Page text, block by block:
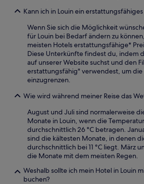
Kann ich in Louin ein
Wenn Sie sich die Möglichkeit
für Louin bei Bedarf ändern zu
meisten Hotels erstattungsfähige*
Diese Unterkünfte findest du, indem
auf unserer Website suchst und den
erstattungsfähig" verwendest, um die
einzugrenzen.
Wie wird während meiner Reise das
August und Juli sind normalerweise
Monate in Louin, wenn die
durchschnittlich 26 °C betragen.
sind die kältesten Monate, in denen
durchschnittlich bei 11 °C liegt. März
die Monate mit dem meisten Regen.
Weshalb sollte ich mein Hotel in Louin
buchen?